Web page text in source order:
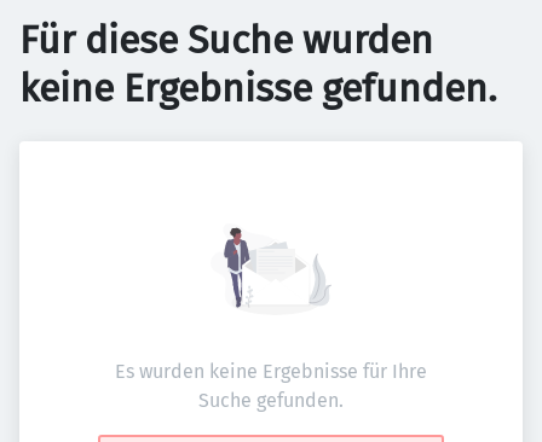
Für diese Suche wurden
keine Ergebnisse gefunden.
Es wurden keine Ergebnisse für Ihre
Suche gefunden.